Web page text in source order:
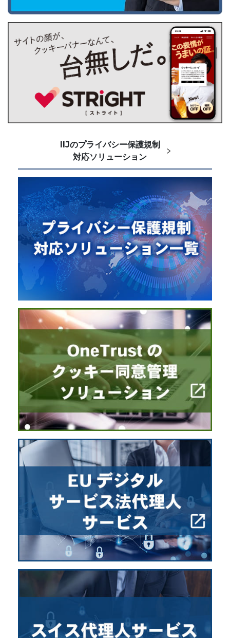
IIJのプライバシー保護規制
対応ソリューション